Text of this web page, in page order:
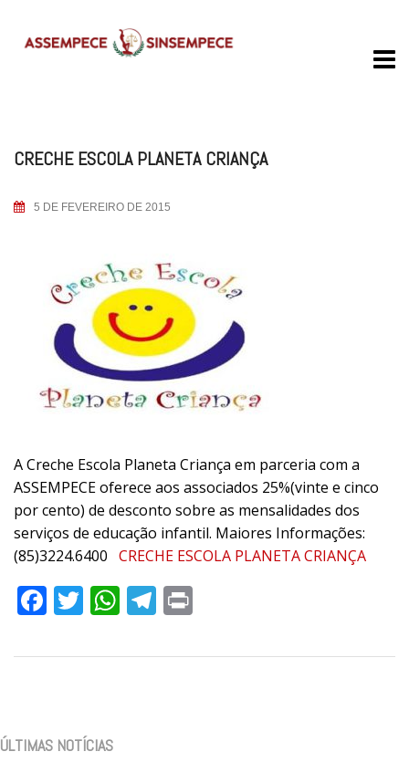
CRECHE ESCOLA PLANETA CRIANÇA
5 DE FEVEREIRO DE 2015
A Creche Escola Planeta Criança em parceria com a
ASSEMPECE oferece aos associados 25%(vinte e cinco
por cento) de desconto sobre as mensalidades dos
serviços de educação infantil. Maiores Informações:
(85)3224.6400 CRECHE ESCOLA PLANETA CRIANÇA
Facebook
Twitter
WhatsApp
Telegram
ÚLTIMAS NOTÍCIAS